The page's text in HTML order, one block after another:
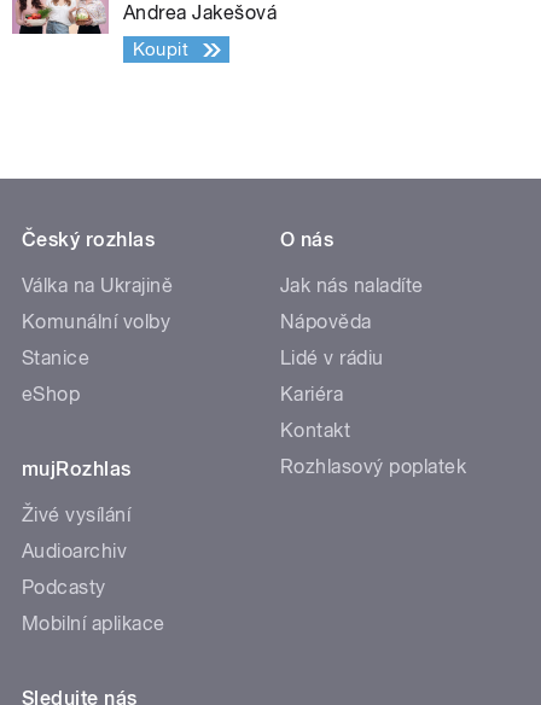
Andrea Jakešová
Koupit
Český rozhlas
Válka na Ukrajině
Komunální volby
Stanice
eShop
mujRozhlas
Živé vysílání
Audioarchiv
Podcasty
Mobilní aplikace
O nás
Jak nás naladíte
Nápověda
Lidé v rádiu
Kariéra
Kontakt
Rozhlasový poplatek
Sledujte nás